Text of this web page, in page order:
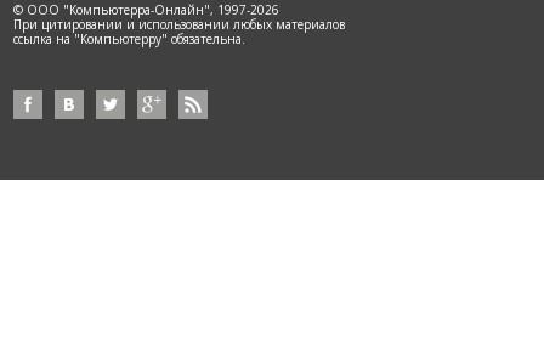
© ООО "Компьютерра-Онлайн", 1997-2026
При цитировании и использовании любых материалов
ссылка на "Компьютерру" обязательна.